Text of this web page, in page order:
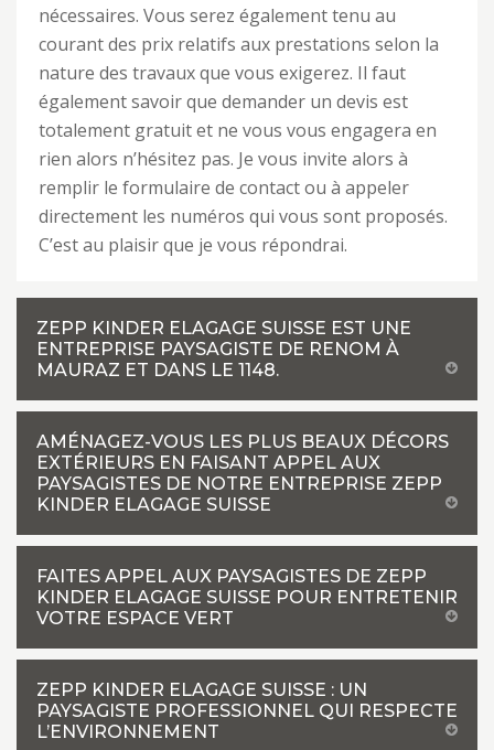
nécessaires. Vous serez également tenu au
courant des prix relatifs aux prestations selon la
nature des travaux que vous exigerez. Il faut
également savoir que demander un devis est
totalement gratuit et ne vous vous engagera en
rien alors n’hésitez pas. Je vous invite alors à
remplir le formulaire de contact ou à appeler
directement les numéros qui vous sont proposés.
C’est au plaisir que je vous répondrai.
ZEPP KINDER ELAGAGE SUISSE EST UNE
ENTREPRISE PAYSAGISTE DE RENOM À
MAURAZ ET DANS LE 1148.
AMÉNAGEZ-VOUS LES PLUS BEAUX DÉCORS
EXTÉRIEURS EN FAISANT APPEL AUX
PAYSAGISTES DE NOTRE ENTREPRISE ZEPP
KINDER ELAGAGE SUISSE
FAITES APPEL AUX PAYSAGISTES DE ZEPP
KINDER ELAGAGE SUISSE POUR ENTRETENIR
VOTRE ESPACE VERT
ZEPP KINDER ELAGAGE SUISSE : UN
PAYSAGISTE PROFESSIONNEL QUI RESPECTE
L’ENVIRONNEMENT